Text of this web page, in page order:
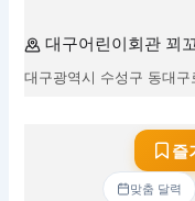
대구어린이회관 꾀
대구광역시 수성구 동대구
즐
맞춤 달력